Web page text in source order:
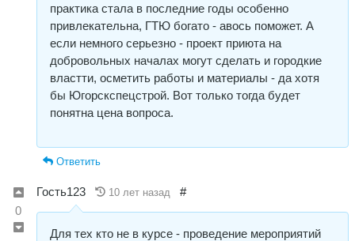
практика стала в последние годы особенно
привлекательна, ГТЮ богато - авось поможет. А
если немного серьезно - проект приюта на
добровольных началах могут сделать и городкие
властти, осметить работы и материалы - да хотя
бы Югорскспецстрой. Вот только тогда будет
понятна цена вопроса.
Ответить
0
Гость123 10 лет назад #
Для тех кто не в курсе - проведение мероприятий